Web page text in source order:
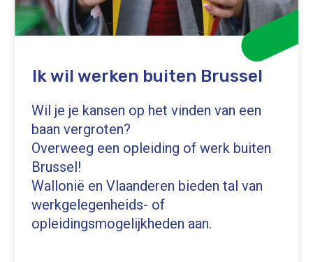
Ik wil werken buiten Brussel
Wil je je kansen op het vinden van een
baan vergroten?
Overweeg een opleiding of werk buiten
Brussel!
Wallonië en Vlaanderen bieden tal van
werkgelegenheids- of
opleidingsmogelijkheden aan.